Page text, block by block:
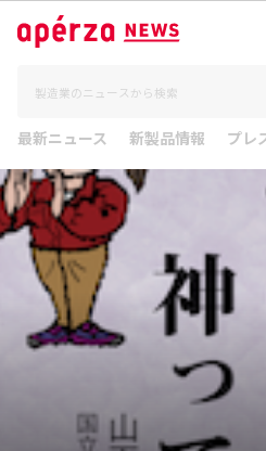
最新ニュース 新製品情報 プレ